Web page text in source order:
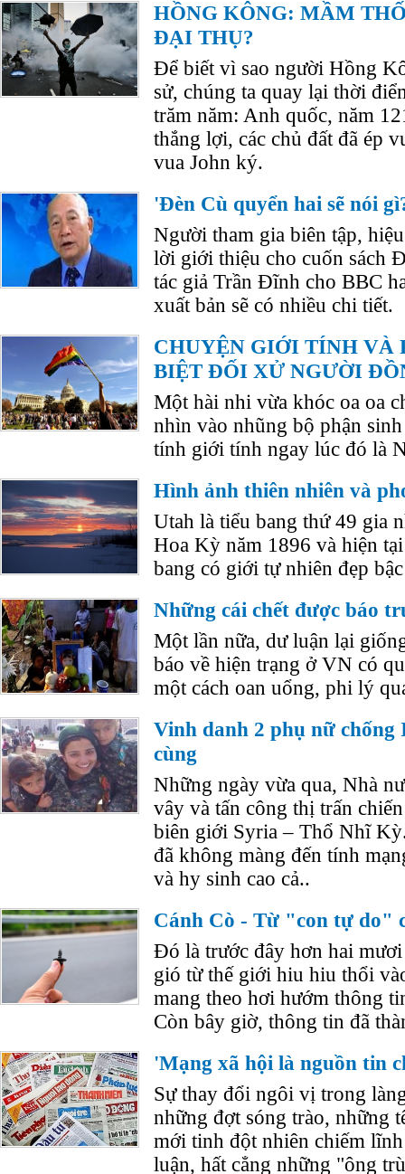
HỒNG KÔNG: MẦM
ĐẠI THỤ?
Để biết vì sao người Hồng
sử, chúng ta quay lại thời
trăm năm: Anh quốc, năm
thắng lợi, các chủ đất đã ép
vua John ký.
'Đèn Cù quyển hai sẽ nói
Người tham gia biên tập,
lời giới thiệu cho cuốn sách
tác giả Trần Đĩnh cho BBC
xuất bản sẽ có nhiều chi tiết.
CHUYỆN GIỚI TÍNH VÀ
BIỆT ĐỐI XỬ NGƯỜI
Một hài nhi vừa khóc oa oa
nhìn vào nhũng bộ phận
tính giới tính ngay lúc đó là
Hình ảnh thiên nhiên và
Utah là tiểu bang thứ 49 gia
Hoa Kỳ năm 1896 và hiện
bang có giới tự nhiên đẹp
Những cái chết được báo
Một lần nữa, dư luận lại
báo về hiện trạng ở VN có
một cách oan uổng, phi lý
Vinh danh 2 phụ nữ chống
cùng
Những ngày vừa qua, Nhà
vây và tấn công thị trấn
biên giới Syria – Thổ Nhĩ
đã không màng đến tính
và hy sinh cao cả..
Cánh Cò - Từ "con tự do"
Đó là trước đây hơn hai
gió từ thế giới hiu hiu thổi
mang theo hơi hướm thông
Còn bây giờ, thông tin đã
'Mạng xã hội là nguồn tin
Sự thay đổi ngôi vị trong
những đợt sóng trào, những
mới tinh đột nhiên chiếm
luận, hất cẳng những "ông